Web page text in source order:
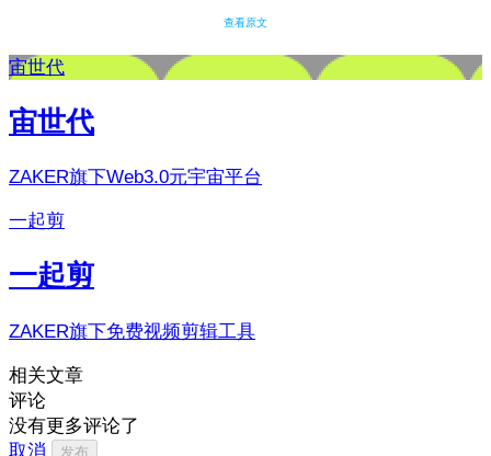
查看原文
宙世代
宙世代
ZAKER旗下Web3.0元宇宙平台
一起剪
一起剪
ZAKER旗下免费视频剪辑工具
相关文章
评论
没有更多评论了
取消
发布